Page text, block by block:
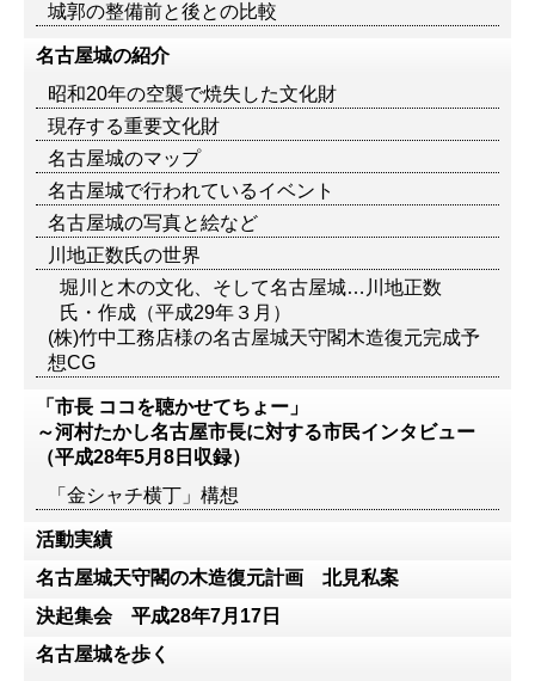
城郭の整備前と後との比較
名古屋城の紹介
昭和20年の空襲で焼失した文化財
現存する重要文化財
名古屋城のマップ
名古屋城で行われているイベント
名古屋城の写真と絵など
川地正数氏の世界
堀川と木の文化、そして名古屋城…川地正数
氏・作成（平成29年３月）
(株)竹中工務店様の名古屋城天守閣木造復元完成予
想CG
「市長 ココを聴かせてちょー」
～河村たかし名古屋市長に対する市民インタビュー
（平成28年5月8日収録）
「金シャチ横丁」構想
活動実績
名古屋城天守閣の木造復元計画 北見私案
決起集会 平成28年7月17日
名古屋城を歩く